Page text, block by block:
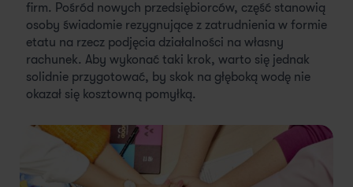
firm. Pośród nowych przedsiębiorców, część stanowią
osoby świadomie rezygnujące z zatrudnienia w formie
etatu na rzecz podjęcia działalności na własny
rachunek. Aby wykonać taki krok, warto się jednak
solidnie przygotować, by skok na głęboką wodę nie
okazał się kosztowną pomyłką.